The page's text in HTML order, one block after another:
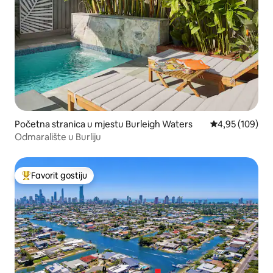
Početna stranica u mjestu Burleigh Waters prosječna
4,95 (109)
Odmaralište u Burliju
Glavni favorit gostiju
Favorit gostiju